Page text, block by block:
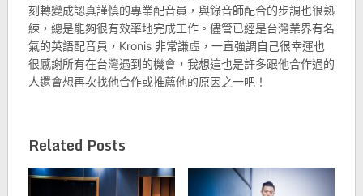
刻轉變成認真謹慎的專業配音員，與錄音師配合的步調也很熟
練，總是能夠很有效率地完成工作。儘管已經是台灣業界有名
氣的英語配音員，Kronis 非常謙虛，一直強調自己很幸運也
很感謝所有在台灣遇到的機會，我想這也是許多跟他合作過的
人還會想再次找他合作或推薦他的原因之一吧！
Related Posts